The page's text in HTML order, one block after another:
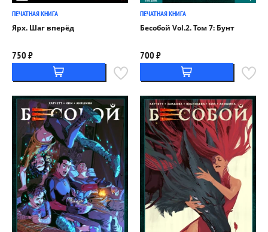
ПЕЧАТНАЯ КНИГА
Ярх. Шаг вперёд
750 ₽
ПЕЧАТНАЯ КНИГА
Бесобой Vol.2. Том 7: Бунт
700 ₽